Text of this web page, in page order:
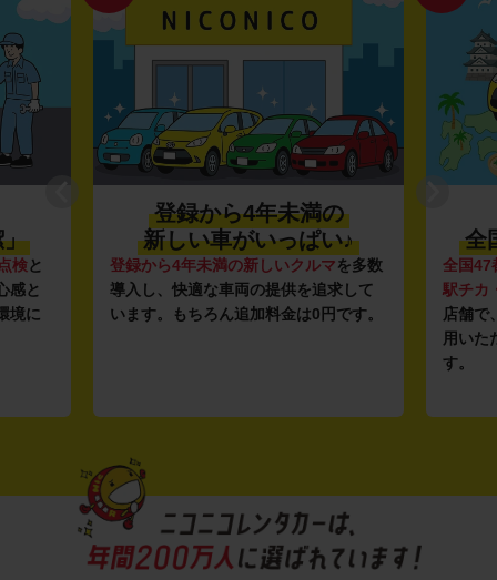
」
検と
感と
境に
登録から4年未満の
新しい車がいっぱい♪
登録から4年未満の新しいクルマを多数
導入し、快適な車両の提供を追求して
います。もちろん追加料金は0円です。
全
全国47
駅チカ
店舗で
用いた
す。